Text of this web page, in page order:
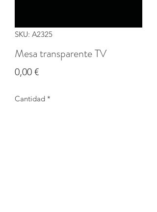
SKU: A2325
Mesa transparente TV
0,00 €Precio
Cantidad *